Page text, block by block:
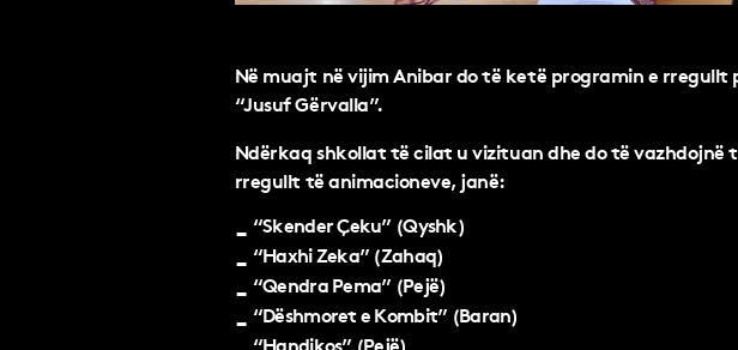
Në muajt në vijim Anibar do të ketë programin e rregullt
“Jusuf Gërvalla”.
Ndërkaq shkollat të cilat u vizituan dhe do të vazhdojnë
rregullt të animacioneve, janë:
“Skender Çeku” (Qyshk)
“Haxhi Zeka” (Zahaq)
“Qendra Pema” (Pejë)
“Dëshmoret e Kombit” (Baran)
“Handikos” (Pejë)